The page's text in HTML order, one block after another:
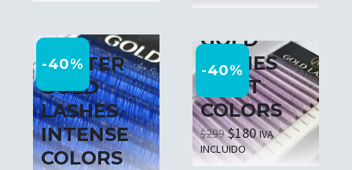
BLISTER
GOLD
LASHES
INTENSE
COLORS
-40%
GOLD
LASHES
LIGHT
COLORS
$299 $180 IVA
INCLUIDO
-40%